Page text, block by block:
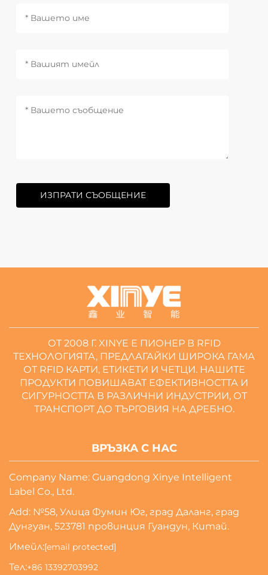
ИЗПРАТИ СЪОБЩЕНИЕ
ОТ 2008 Г. XINYE Е ПИОНЕР В RFID
ТЕХНОЛОГИЯТА, ПРЕДЛАГАЙКИ ШИРОКА ГАМА
ОТ RFID КАРТИ, ЕТИКЕТИ И ЧЕТЦИ. НАШИТЕ
ПРОДУКТИ ПОВИШАВАТ ЕФЕКТИВНОСТТА И
СИГУРНОСТТА В РАЗЛИЧНИ ИНДУСТРИИ, ОТ
ТРАНСПОРТ ДО ТЪРГОВИЯ НА ДРЕБНО.
ВРЪЗКА С НАС
Company Name: Guangdong Xinye Intelligent
Label Co., Ltd.
Add: №58, Улица Фумин Юг, град Даланг, град
Дунгуан, 523781 провинция Гуандун, Китай.
Имейл:[email protected]
Тел:+86 13392703992